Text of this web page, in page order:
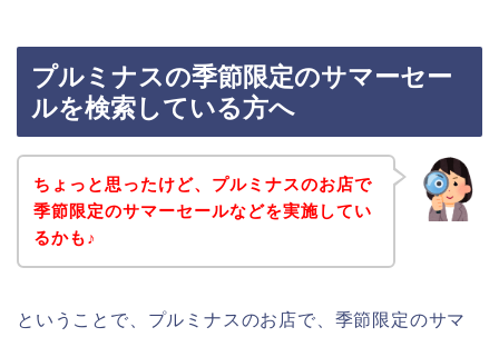
プルミナスの季節限定のサマーセー
ルを検索している方へ
ちょっと思ったけど、プルミナスのお店で
季節限定のサマーセールなどを実施してい
るかも♪
ということで、プルミナスのお店で、季節限定のサマ